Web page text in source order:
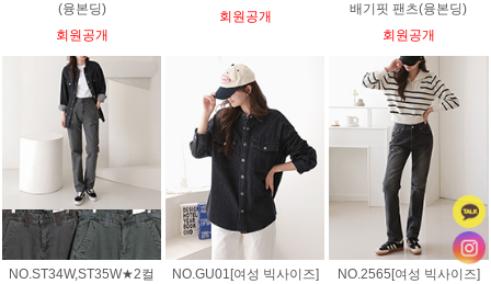
(융본딩)
회원공개
회원공개
배기핏 팬츠(융본딩)
회원공개
NO.ST34W,ST35W★2컬 NO.GU01[여성 빅사이즈] NO.2565[여성 빅사이즈]